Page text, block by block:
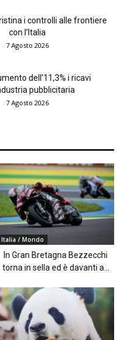
i controlli alle frontiere
con l’Italia
7 Agosto 2026
dell’11,3% i ricavi
pubblicitaria
7 Agosto 2026
Italia / Mondo
In Gran Bretagna Bezzecchi
torna in sella ed è davanti a...